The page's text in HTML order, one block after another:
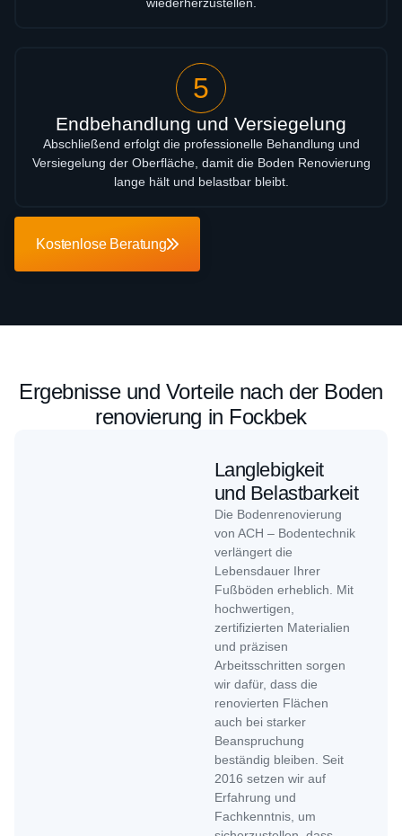
wiederherzustellen.
5
Endbehandlung und Versiegelung
Abschließend erfolgt die professionelle Behandlung und
Versiegelung der Oberfläche, damit die Boden Renovierung
lange hält und belastbar bleibt.
Kostenlose Beratung
Ergebnisse und Vorteile nach der Boden
renovierung in Fockbek
Langlebigkeit
und Belastbarkeit
Die Bodenrenovierung
von ACH – Bodentechnik
verlängert die
Lebensdauer Ihrer
Fußböden erheblich. Mit
hochwertigen,
zertifizierten Materialien
und präzisen
Arbeitsschritten sorgen
wir dafür, dass die
renovierten Flächen
auch bei starker
Beanspruchung
beständig bleiben. Seit
2016 setzen wir auf
Erfahrung und
Fachkenntnis, um